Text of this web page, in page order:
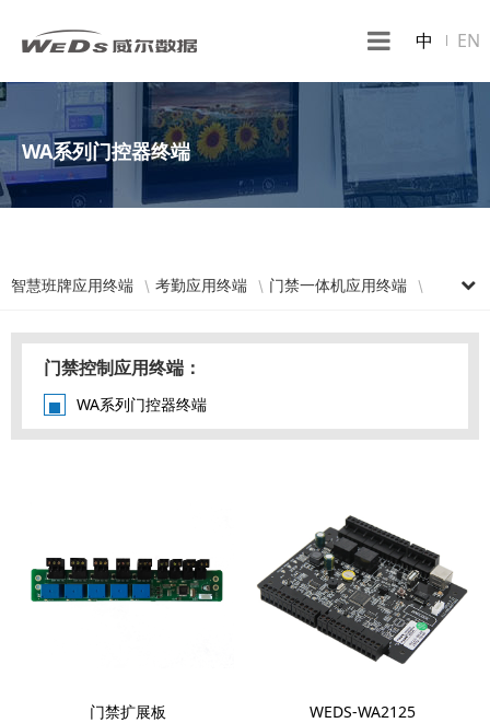
中 EN
WA系列门控器终端
智慧班牌应用终端 考勤应用终端
门禁一体机应用终端
门禁控制应用终端
人脸测温应用终端
门禁控制应用终端：
WA系列门控器终端
门禁扩展板 WEDS-WA2125